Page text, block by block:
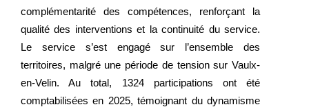
complémentarité des compétences, renforçant la
qualité des interventions et la continuité du service.
Le service s’est engagé sur l’ensemble des
territoires, malgré une période de tension sur Vaulx-
en-Velin. Au total, 1324 participations ont été
comptabilisées en 2025, témoignant du dynamisme